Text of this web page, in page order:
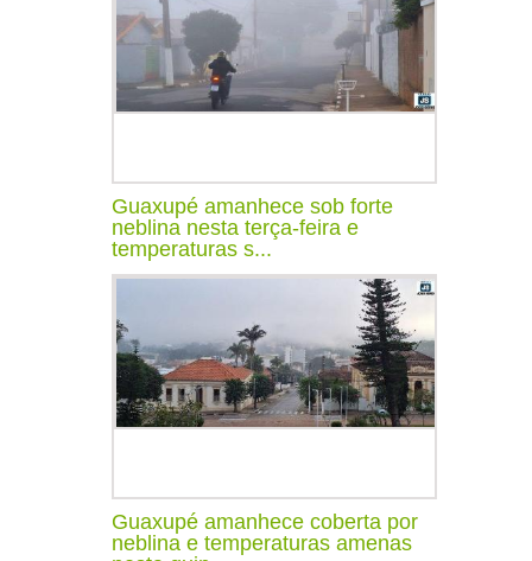
Guaxupé amanhece sob forte
neblina nesta terça-feira e
temperaturas s...
Guaxupé amanhece coberta por
neblina e temperaturas amenas